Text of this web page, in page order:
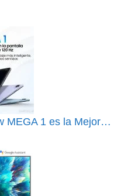
MEGA 1 es la Mejor…